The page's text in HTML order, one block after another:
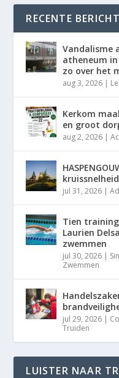
RECENTE
Vandalisme
atheneum
zo over het
aug 3, 2026 |
Kerkom
en groot
aug 2, 2026 |
jul 31, 2026 |
Tien
Laurien
zwemmen
jul 30, 2026 |
Zwemmen
jul 29, 2026 |
Truiden
LUISTER NAAR